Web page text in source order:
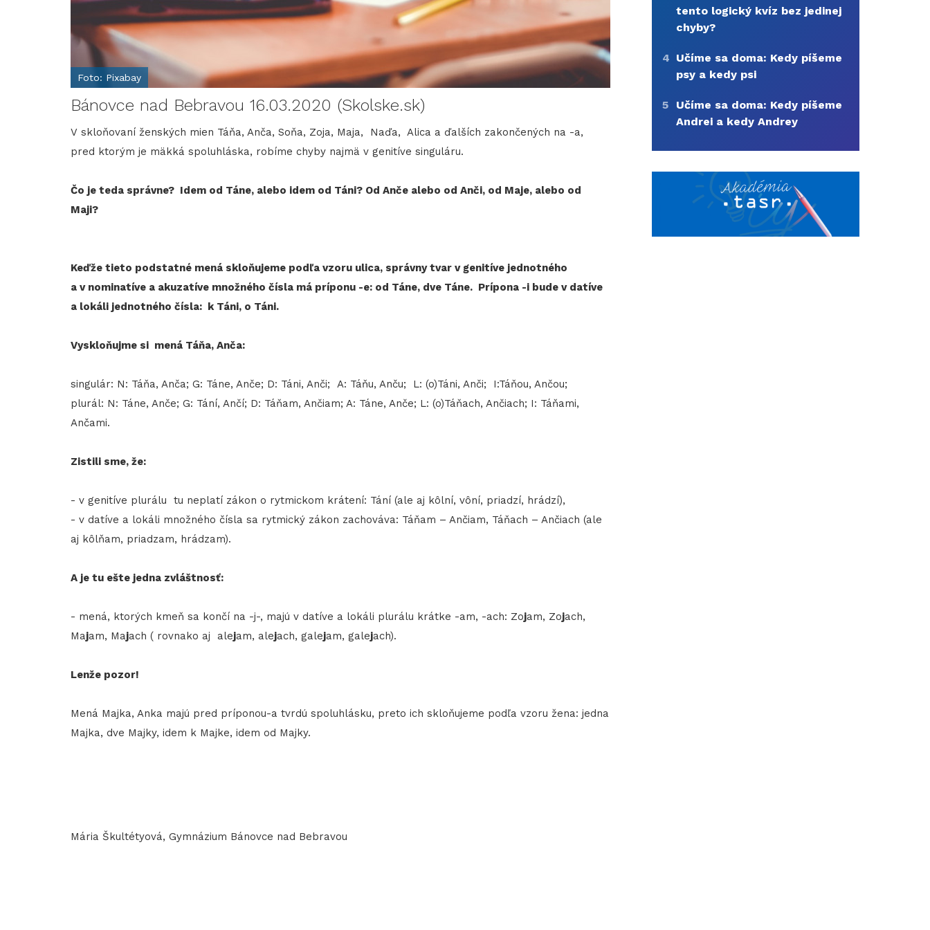
Foto: Pixabay
Bánovce nad Bebravou 16.03.2020 (Skolske.sk)
V skloňovaní ženských mien Táňa, Anča, Soňa, Zoja, Maja, Naďa, Alica a ďalších zakončených na -a,
pred ktorým je mäkká spoluhláska, robíme chyby najmä v genitíve singuláru.
Čo je teda správne? Idem od Táne, alebo idem od Táni? Od Anče alebo od Anči, od Maje, alebo od
Maji?
Keďže tieto podstatné mená skloňujeme podľa vzoru ulica, správny tvar v genitíve jednotného
a v nominatíve a akuzatíve množného čísla má príponu -e: od Táne, dve Táne. Prípona -i bude v datíve
a lokáli jednotného čísla: k Táni, o Táni.
Vyskloňujme si mená Táňa, Anča:
singulár: N: Táňa, Anča; G: Táne, Anče; D: Táni, Anči; A: Táňu, Anču; L: (o)Táni, Anči; I:Táňou, Ančou;
plurál: N: Táne, Anče; G: Tání, Ančí; D: Táňam, Ančiam; A: Táne, Anče; L: (o)Táňach, Ančiach; I: Táňami,
Ančami.
Zistili sme, že:
- v genitíve plurálu tu neplatí zákon o rytmickom krátení: Tání (ale aj kôlní, vôní, priadzí, hrádzí),
- v datíve a lokáli množného čísla sa rytmický zákon zachováva: Táňam – Ančiam, Táňach – Ančiach (ale
aj kôlňam, priadzam, hrádzam).
A je tu ešte jedna zvláštnosť:
​​​​​​​- mená, ktorých kmeň sa končí na -j-, majú v datíve a lokáli plurálu krátke -am, -ach: Zojam, Zojach,
Majam, Majach ( rovnako aj alejam, alejach, galejam, galejach).
Lenže pozor!
Mená Majka, Anka majú pred príponou-a tvrdú spoluhlásku, preto ich skloňujeme podľa vzoru žena: jedna
Majka, dve Majky, idem k Majke, idem od Majky.
Mária Škultétyová, Gymnázium Bánovce nad Bebravou
tento logický kvíz bez jedinej
chyby?
4 Učíme sa doma: Kedy píšeme
psy a kedy psi
5
Učíme sa doma: Kedy píšeme
Andrei a kedy Andrey